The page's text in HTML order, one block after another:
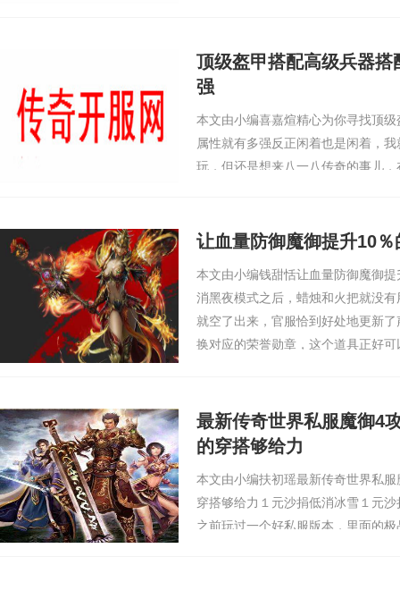
顶级盔甲搭配高级兵器
强
本文由小编喜嘉煊精心为你寻找顶
属性就有多强反正闲着也是闲着，
玩，但还是想来八一八传奇的事儿
火剑法技能，这…
让血量防御魔御提升10％
本文由小编钱甜恬让血量防御魔御
消黑夜模式之后，蜡烛和火把就没
就空了出来，官服恰到好处地更新
换对应的荣誉勋章，这个道具正好
最新传奇世界私服魔御4
的穿搭够给力
本文由小编扶初瑶最新传奇世界私
穿搭够给力１元沙捐低消冰雪１元
之前玩过一个好私服版本，里面的